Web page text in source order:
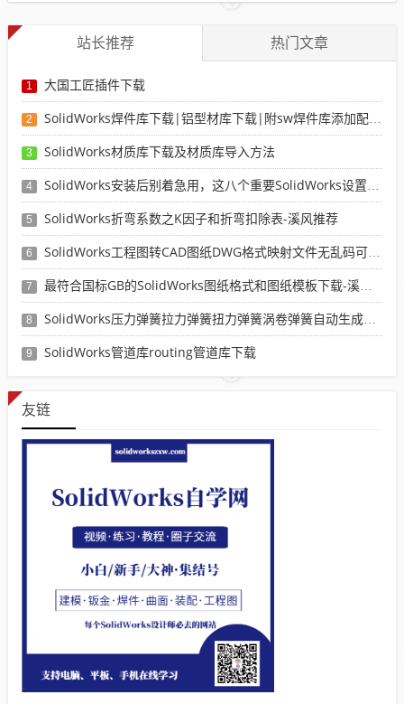
站长推荐 热门文章
1 大国工匠插件下载
2 SolidWorks焊件库下载|铝型材库下载|附sw焊件库添加配置使用教程
3 SolidWorks材质库下载及材质库导入方法
4 SolidWorks安装后别着急用，这八个重要SolidWorks设置可以提高你的画图效率
5 SolidWorks折弯系数之K因子和折弯扣除表-溪风推荐
6 SolidWorks工程图转CAD图纸DWG格式映射文件无乱码可分层-溪风亲测推荐
7 最符合国标GB的SolidWorks图纸格式和图纸模板下载-溪风专用版
8 SolidWorks压力弹簧拉力弹簧扭力弹簧涡卷弹簧自动生成宏程序下载
9 SolidWorks管道库routing管道库下载
友链